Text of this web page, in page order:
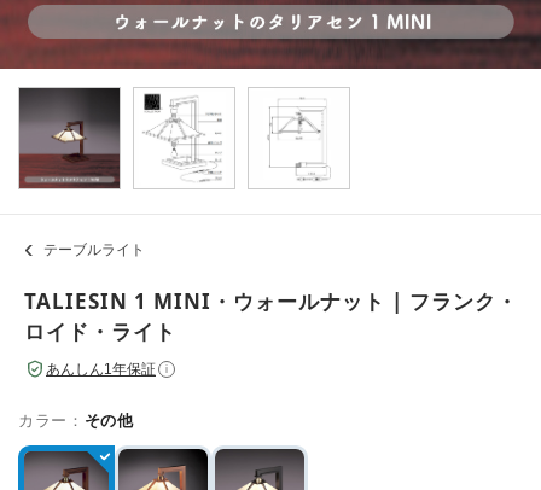
テーブルライト
TALIESIN 1 MINI・ウォールナット | フランク・
ロイド・ライト
あんしん1年保証 i
カラー： その他